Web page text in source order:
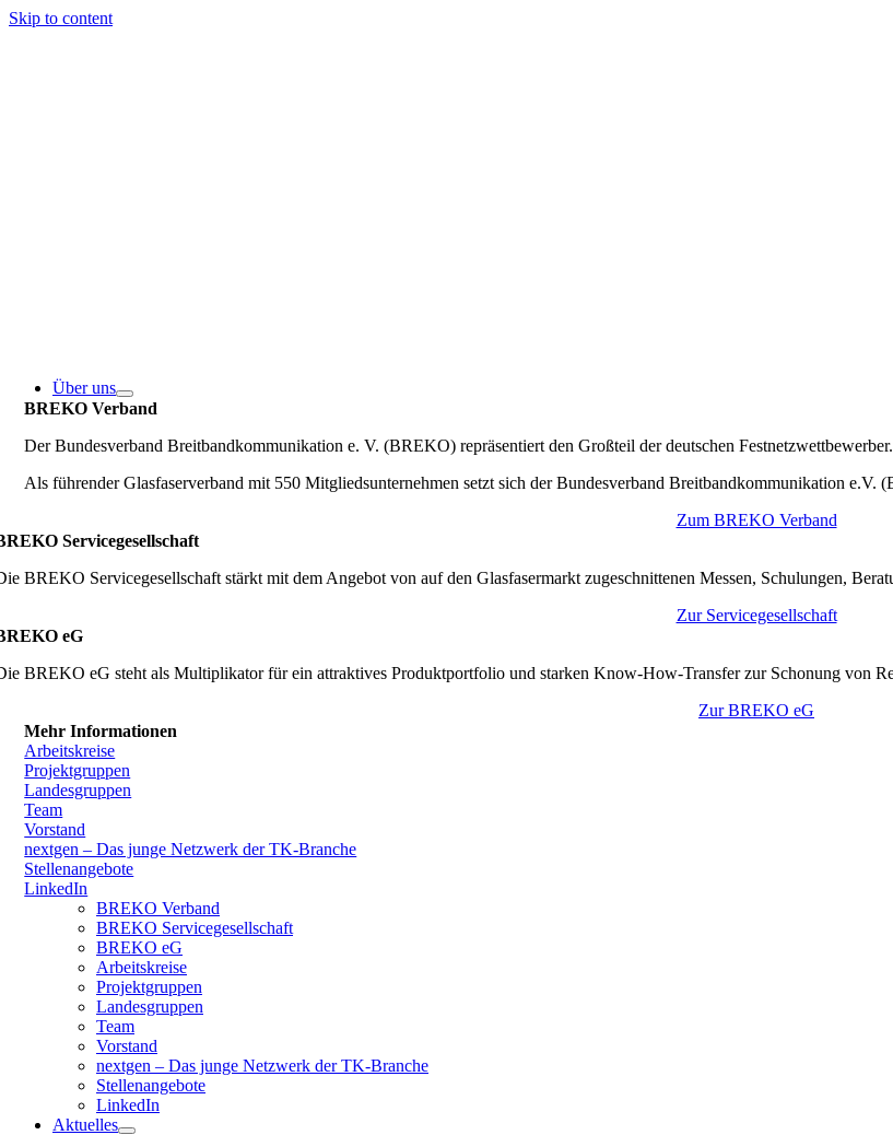
Skip to content
Über uns
BREKO Verband
Der Bundesverband Breitbandkommunikation e. V. (BREKO) repräsentiert den Großteil der deutschen Festnetzwettbewerber.
Als führender Glasfaserverband mit 550 Mitgliedsunternehmen setzt sich der Bundesverband Breitbandkommunikation
Zum BREKO Verband
Servicegesellschaft
BREKO Servicegesellschaft stärkt mit dem Angebot von auf den Glasfasermarkt zugeschnittenen Messen, Schulungen,
Zur Servicegesellschaft
eG
BREKO eG steht als Multiplikator für ein attraktives Produktportfolio und starken Know-How-Transfer zur Schonung von
Zur BREKO eG
Mehr Informationen
Arbeitskreise
Projektgruppen
Landesgruppen
Team
Vorstand
nextgen – Das junge Netzwerk der TK-Branche
Stellenangebote
LinkedIn
BREKO Verband
BREKO Servicegesellschaft
BREKO eG
Arbeitskreise
Projektgruppen
Landesgruppen
Team
Vorstand
nextgen – Das junge Netzwerk der TK-Branche
Stellenangebote
LinkedIn
Aktuelles